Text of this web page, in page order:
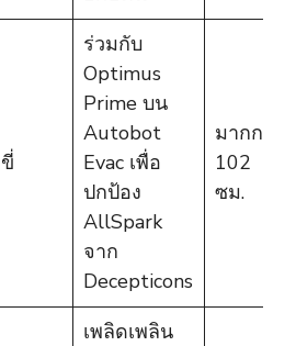
ขี่
ร่วมกับ
Optimus
Prime บน
Autobot
Evac เพื่อ
ปกป้อง
AllSpark
จาก
Decepticons
มากกว่า
102
ซม.
เพลิดเพลิน